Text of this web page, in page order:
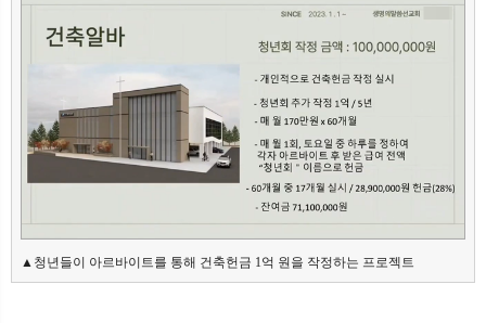
▲청년들이 아르바이트를 통해 건축헌금 1억 원을 작정하는 프로젝트